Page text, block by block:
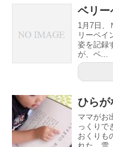
ベリー
1月7日、
リーペイ
姿を記録
が、ベ...
ひらが
ママがお
っくりで
おくりも